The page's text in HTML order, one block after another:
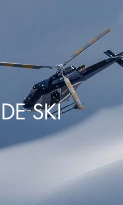
SKI